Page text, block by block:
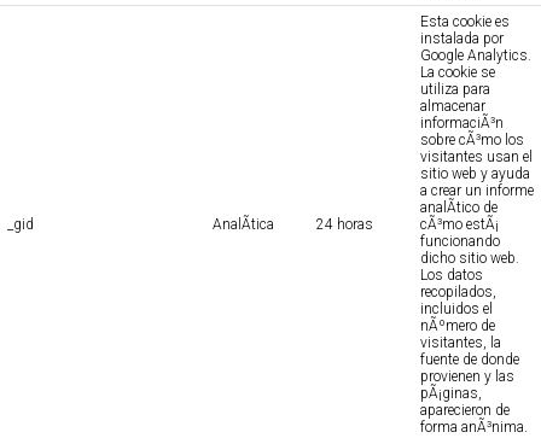
_gid AnalÃ­tica 24 horas
Esta cookie es
instalada por
Google Analytics.
La cookie se
utiliza para
almacenar
informaciÃ³n
sobre cÃ³mo los
visitantes usan el
sitio web y ayuda
a crear un informe
analÃ­tico de
cÃ³mo estÃ¡
funcionando
dicho sitio web.
Los datos
recopilados,
incluidos el
nÃºmero de
visitantes, la
fuente de donde
provienen y las
pÃ¡ginas,
aparecieron de
forma anÃ³nima.